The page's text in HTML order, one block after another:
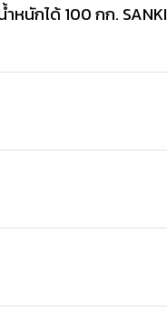
หนักได้ 100 กก. SANKI